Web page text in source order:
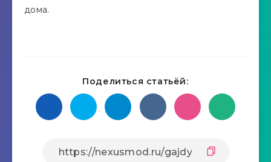
дома.
Поделиться статьёй: